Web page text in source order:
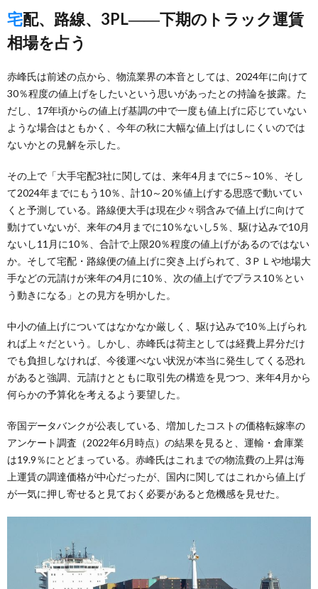
宅配、路線、3PL――下期のトラック運賃
相場を占う
赤峰氏は前述の点から、物流業界の本音としては、2024年に向けて
30％程度の値上げをしたいという思いがあったとの持論を披露。た
だし、17年頃からの値上げ基調の中で一度も値上げに応じていない
ような場合はともかく、今年の秋に大幅な値上げはしにくいのでは
ないかとの見解を示した。
その上で「大手宅配3社に関しては、来年4月までに5～10％、そし
て2024年までにもう10％、計10～20％値上げする思惑で動いてい
くと予測している。路線便大手は現在少々弱含みで値上げに向けて
動けていないが、来年の4月までに10％ないし5％、駆け込みで10月
ないし11月に10％、合計で上限20％程度の値上げがあるのではない
か。そして宅配・路線便の値上げに突き上げられて、3ＰＬや地場大
手などの元請けが来年の4月に10％、次の値上げでプラス10％とい
う動きになる」との見方を明かした。
中小の値上げについてはなかなか厳しく、駆け込みで10％上げられ
れば上々だという。しかし、赤峰氏は荷主としては経費上昇分だけ
でも負担しなければ、今後運べない状況が本当に発生してくる恐れ
があると強調、元請けとともに取引先の構造を見つつ、来年4月から
何らかの予算化を考えるよう要望した。
帝国データバンクが公表している、増加したコストの価格転嫁率の
アンケート調査（2022年6月時点）の結果を見ると、運輸・倉庫業
は19.9％にとどまっている。赤峰氏はこれまでの物流費の上昇は海
上運賃の調達価格が中心だったが、国内に関してはこれから値上げ
が一気に押し寄せると見ておく必要があると危機感を見せた。